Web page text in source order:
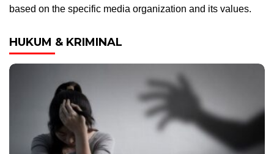
based on the specific media organization and its values.
HUKUM & KRIMINAL